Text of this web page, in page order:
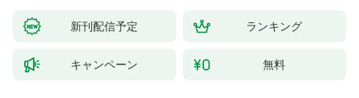
新刊配信予定 ランキング
キャンペーン 無料